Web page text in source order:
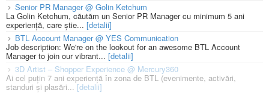
Senior PR Manager @ Golin Ketchum
La Golin Ketchum, căutăm un Senior PR Manager cu minimum 5 ani
experiență, care știe... [detalii]
BTL Account Manager @ YES Communication
Job description: We're on the lookout for an awesome BTL Account
Manager to join our vibrant... [detalii]
3D Artist – Shopper Experience @ Mercury360
Ai cel puțin 7 ani experiență în zona de BTL (evenimente, activări,
standuri și plasări...[detalii]